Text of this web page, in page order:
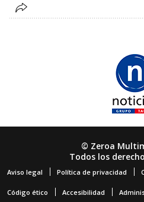
© Zeroa
Todos los
Aviso legal Política de privacidad
Código ético Accesibilidad